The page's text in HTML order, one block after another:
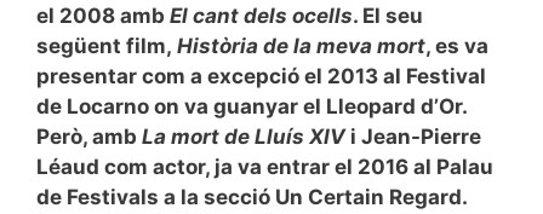
el 2008 amb El cant dels ocells. El seu
següent film, Història de la meva mort, es va
presentar com a excepció el 2013 al Festival
de Locarno on va guanyar el Lleopard d’Or.
Però, amb La mort de Lluís XIVi Jean-Pierre
Léaud com actor, ja va entrar el 2016 al Palau
de Festivals a la secció Un Certain Regard.